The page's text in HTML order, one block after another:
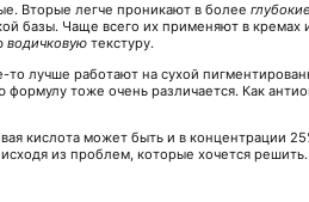
Вторые легче проникают в более
Чаще всего их применяют в кремах
водичковую текстуру.
лучше работают на сухой
тоже очень различается. Как
кислота может быть и в концентрации
из проблем, которые хочется решить.